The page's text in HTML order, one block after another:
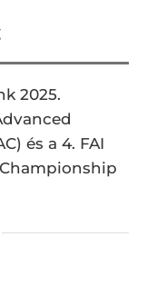
2025.
és a 4. FAI